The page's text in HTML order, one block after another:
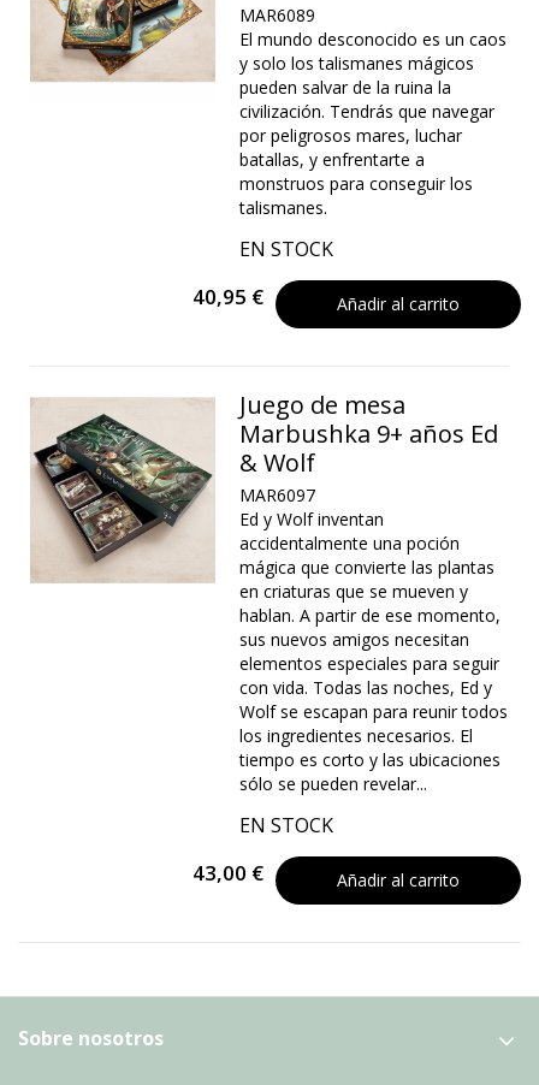
MAR6089
El mundo desconocido es un caos
y solo los talismanes mágicos
pueden salvar de la ruina la
civilización. Tendrás que navegar
por peligrosos mares, luchar
batallas, y enfrentarte a
monstruos para conseguir los
talismanes.
EN STOCK
40,95 € Añadir al carrito
Juego de mesa
Marbushka 9+ años Ed
& Wolf
MAR6097
Ed y Wolf inventan
accidentalmente una poción
mágica que convierte las plantas
en criaturas que se mueven y
hablan. A partir de ese momento,
sus nuevos amigos necesitan
elementos especiales para seguir
con vida. Todas las noches, Ed y
Wolf se escapan para reunir todos
los ingredientes necesarios. El
tiempo es corto y las ubicaciones
sólo se pueden revelar...
EN STOCK
43,00 € Añadir al carrito
Sobre nosotros